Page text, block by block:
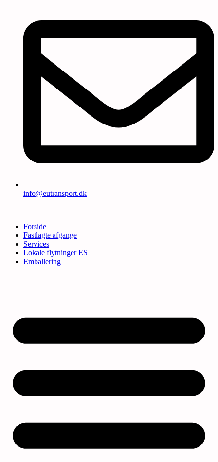
info@eutransport.dk
Forside
Fastlagte afgange
Services
Lokale flytninger ES
Emballering